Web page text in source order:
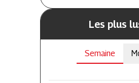
Les plus
Semaine